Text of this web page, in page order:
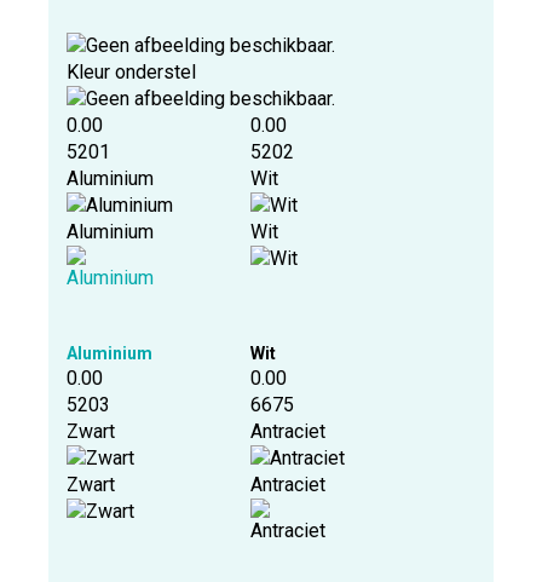
Kleur onderstel
0.00
5201
Aluminium
Aluminium
Aluminium
0.00
5202
Wit
Wit
Wit
0.00
5203
Zwart
Zwart
0.00
6675
Antraciet
Antraciet